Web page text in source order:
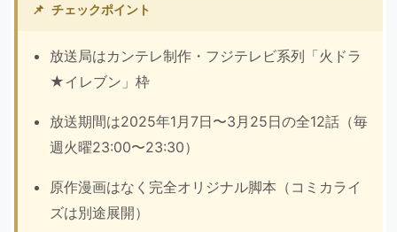
📌 チェックポイント
放送局はカンテレ制作・フジテレビ系列「火ドラ
★イレブン」枠
放送期間は2025年1月7日〜3月25日の全12話（毎
週火曜23:00〜23:30）
原作漫画はなく完全オリジナル脚本（コミカライ
ズは別途展開）